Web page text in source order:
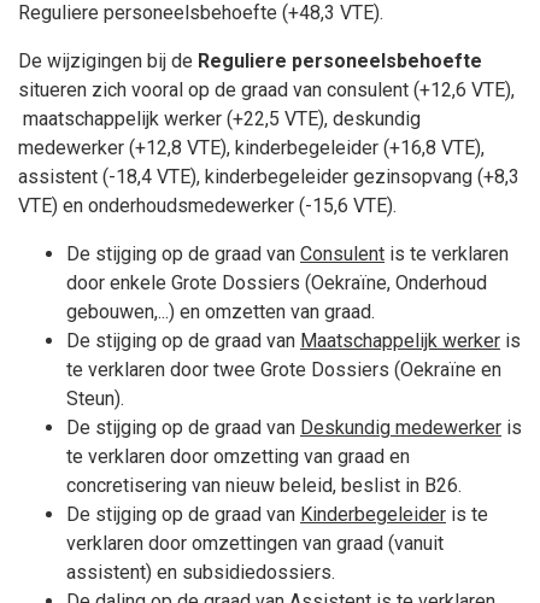
Reguliere personeelsbehoefte (+48,3 VTE).
De wijzigingen bij de Reguliere personeelsbehoefte
situeren zich vooral op de graad van consulent (+12,6 VTE),
maatschappelijk werker (+22,5 VTE), deskundig
medewerker (+12,8 VTE), kinderbegeleider (+16,8 VTE),
assistent (-18,4 VTE), kinderbegeleider gezinsopvang (+8,3
VTE) en onderhoudsmedewerker (-15,6 VTE).
De stijging op de graad van Consulent is te verklaren
door enkele Grote Dossiers (Oekraïne, Onderhoud
gebouwen,...) en omzetten van graad.
De stijging op de graad van Maatschappelijk werker is
te verklaren door twee Grote Dossiers (Oekraïne en
Steun).
De stijging op de graad van Deskundig medewerker is
te verklaren door omzetting van graad en
concretisering van nieuw beleid, beslist in B26.
De stijging op de graad van Kinderbegeleider is te
verklaren door omzettingen van graad (vanuit
assistent) en subsidiedossiers.